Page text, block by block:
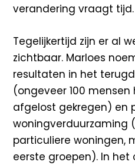
verandering vraagt tijd.
Tegelijkertijd zijn er al
zichtbaar. Marloes
resultaten in het
(ongeveer 100
afgelost gekregen) en
woningverduurzaming
particuliere woningen,
eerste groepen). In het